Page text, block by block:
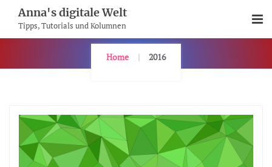
Content
Anna's digitale Welt
Tipps, Tutorials und Kolumnen
Home 2016